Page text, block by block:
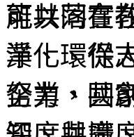
可以落實
淨化、從
企業、國